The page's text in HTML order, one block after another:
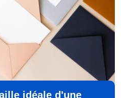
idéale d'une